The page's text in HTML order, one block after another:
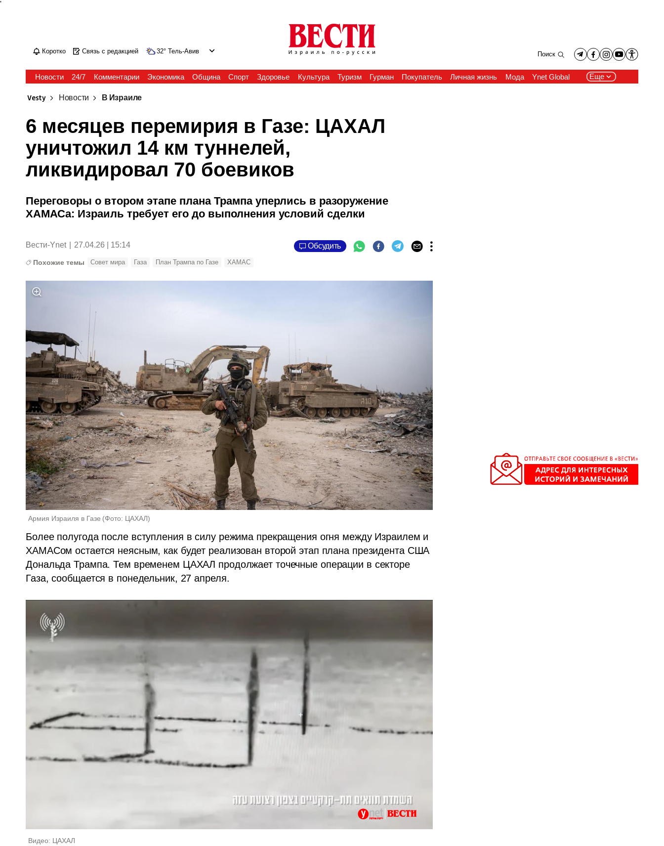
'
Коротко Связь с редакцией 32° Тель-Авив Поиск
Новости 24/7 Комментарии Экономика Община Спорт Здоровье Культура Туризм Гурман Покупатель Личная жизнь Мода Ynet Global Еще
Vesty Новости В Израиле
6 месяцев перемирия в Газе: ЦАХАЛ
уничтожил 14 км туннелей,
ликвидировал 70 боевиков
Переговоры о втором этапе плана Трампа уперлись в разоружение
ХАМАСа: Израиль требует его до выполнения условий сделки
Вести-Ynet 27.04.26 | 15:14 Обсудить
Похожие темы Совет мира Газа План Трампа по Газе ХАМАС
Армия Израиля в Газе (Фото: ЦАХАЛ)
Более полугода после вступления в силу режима прекращения огня между Израилем и
ХАМАСом остается неясным, как будет реализован второй этап плана президента США
Дональда Трампа. Тем временем ЦАХАЛ продолжает точечные операции в секторе
Газа, сообщается в понедельник, 27 апреля.
Видео: ЦАХАЛ